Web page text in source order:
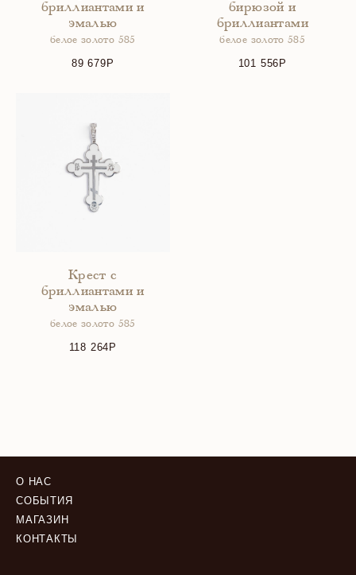
бриллиантами и
эмалью
белое золото 585
89 679
бирюзой и
бриллиантами
белое золото 585
101 556
Крест с
бриллиантами и
эмалью
белое золото 585
118 264
О НАС
СОБЫТИЯ
МАГАЗИН
КОНТАКТЫ